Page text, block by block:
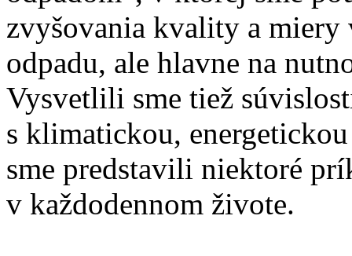
zvyšovania kvality a miery
odpadu, ale hlavne na
Vysvetlili sme tiež
s klimatickou,
sme predstavili niektoré
v každodennom živote.